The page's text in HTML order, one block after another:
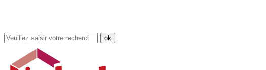
Rechercher
dans
site